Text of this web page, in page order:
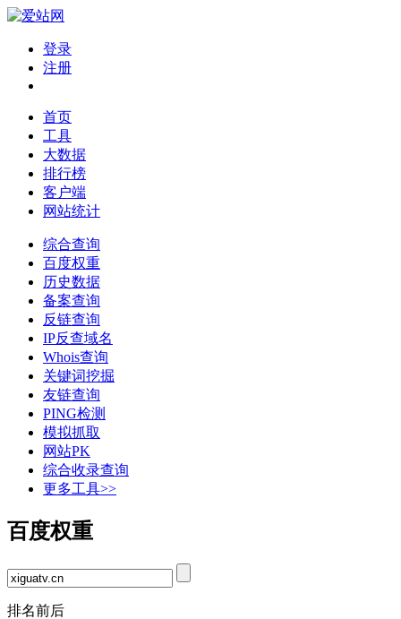
登录
注册
首页
工具
大数据
排行榜
客户端
网站统计
综合查询
百度权重
历史数据
备案查询
反链查询
IP反查域名
Whois查询
关键词挖掘
友链查询
PING检测
模拟抓取
网站PK
综合收录查询
更多工具>>
百度权重
排名前后